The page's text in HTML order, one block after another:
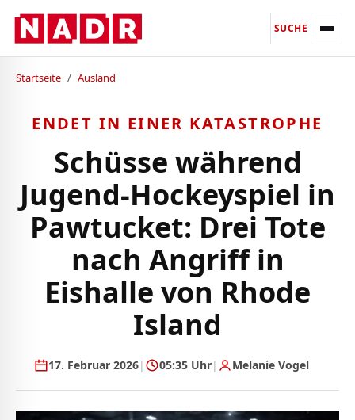
SUCHE
Startseite / Ausland
ENDET IN EINER KATASTROPHE
Schüsse während
Jugend-Hockeyspiel in
Pawtucket: Drei Tote
nach Angriff in
Eishalle von Rhode
Island
17. Februar 2026| 05:35 Uhr| Melanie Vogel